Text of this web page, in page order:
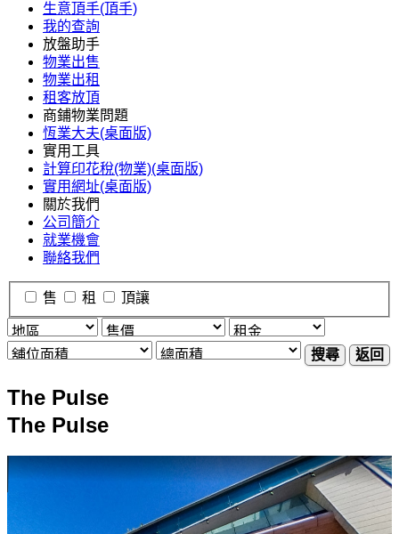
生意頂手(頂手)
我的查詢
放盤助手
物業出售
物業出租
租客放頂
商鋪物業問題
恆業大夫(桌面版)
實用工具
計算印花稅(物業)(桌面版)
實用網址(桌面版)
關於我們
公司簡介
就業機會
聯絡我們
售 租 頂讓
搜尋 返回
The Pulse
The Pulse